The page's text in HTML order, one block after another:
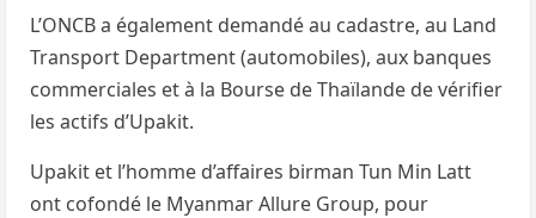
L’ONCB a également demandé au cadastre, au Land
Transport Department (automobiles), aux banques
commerciales et à la Bourse de Thaïlande de vérifier
les actifs d’Upakit.
Upakit et l’homme d’affaires birman Tun Min Latt
ont cofondé le Myanmar Allure Group, pour